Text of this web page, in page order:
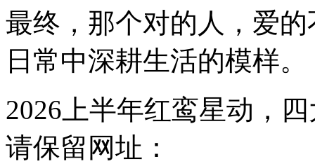
最终，那个对的人，爱
日常中深耕生活的模样。
2026上半年红鸾星动，
请保留网址：